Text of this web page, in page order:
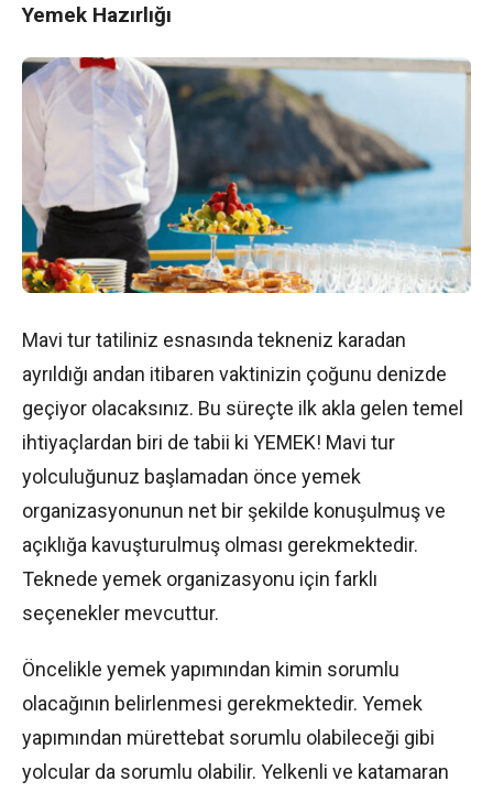
Yemek Hazırlığı
Mavi tur tatiliniz esnasında tekneniz karadan
ayrıldığı andan itibaren vaktinizin çoğunu denizde
geçiyor olacaksınız. Bu süreçte ilk akla gelen temel
ihtiyaçlardan biri de tabii ki YEMEK! Mavi tur
yolculuğunuz başlamadan önce yemek
organizasyonunun net bir şekilde konuşulmuş ve
açıklığa kavuşturulmuş olması gerekmektedir.
Teknede yemek organizasyonu için farklı
seçenekler mevcuttur.
Öncelikle yemek yapımından kimin sorumlu
olacağının belirlenmesi gerekmektedir. Yemek
yapımından mürettebat sorumlu olabileceği gibi
yolcular da sorumlu olabilir. Yelkenli ve katamaran